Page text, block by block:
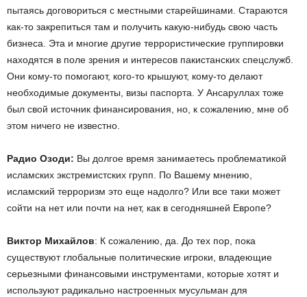
пытаясь договориться с местными старейшинами. Стараются
как-то закрепиться там и получить какую-нибудь свою часть
бизнеса. Эта и многие другие террористические группировки
находятся в поле зрения и интересов пакистанских спецслужб.
Они кому-то помогают, кого-то крышуют, кому-то делают
необходимые документы, визы паспорта. У Ансаруллах тоже
был свой источник финансирования, но, к сожалению, мне об
этом ничего не известно.
Радио Озоди: Вы долгое время занимаетесь проблематикой
исламских экстремистских групп. По Вашему мнению,
исламский терроризм это еще надолго? Или все таки может
сойти на нет или почти на нет, как в сегодняшней Европе?
Виктор Михайлов: К сожалению, да. До тех пор, пока
существуют глобальные политические игроки, владеющие
серьезными финансовыми инструментами, которые хотят и
используют радикально настроенных мусульман для